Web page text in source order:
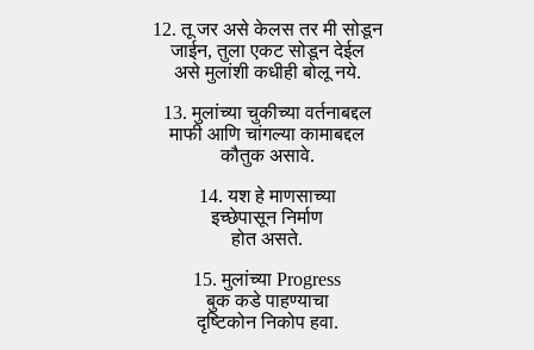
12. तू जर असे केलस तर मी सोडून
जाईन, तुला एकट सोडून देईल
असे मुलांशी कधीही बोलू नये.
13. मुलांच्या चुकीच्या वर्तनाबद्दल
माफी आणि चांगल्या कामाबद्दल
कौतुक असावे.
14. यश हे माणसाच्या
इच्छेपासून निर्माण
होत असते.
15. मुलांच्या Progress
बुक कडे पाहण्याचा
दृष्टिकोन निकोप हवा.